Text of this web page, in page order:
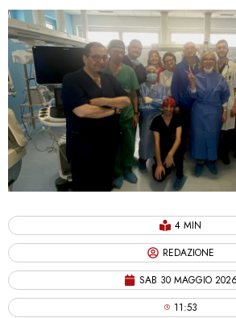
4 MIN
REDAZIONE
SAB 30 MAGGIO 2026
11:53